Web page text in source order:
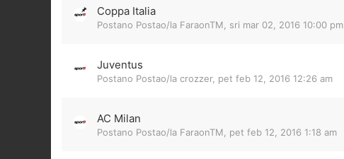
Coppa Italia
Postano Postao/la FaraonTM sri mar 02, 2016 10:00 pm
Juventus
Postano Postao/la crozzer, pet feb 12, 2016 12:26 am
AC Milan
Postano Postao/la FaraonTM pet feb 12, 2016 1:18 am